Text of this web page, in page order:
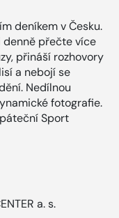
deníkem v Česku.
denně přečte více
přináší rozhovory
a nebojí se
Nedílnou
fotografie.
Sport
a. s.